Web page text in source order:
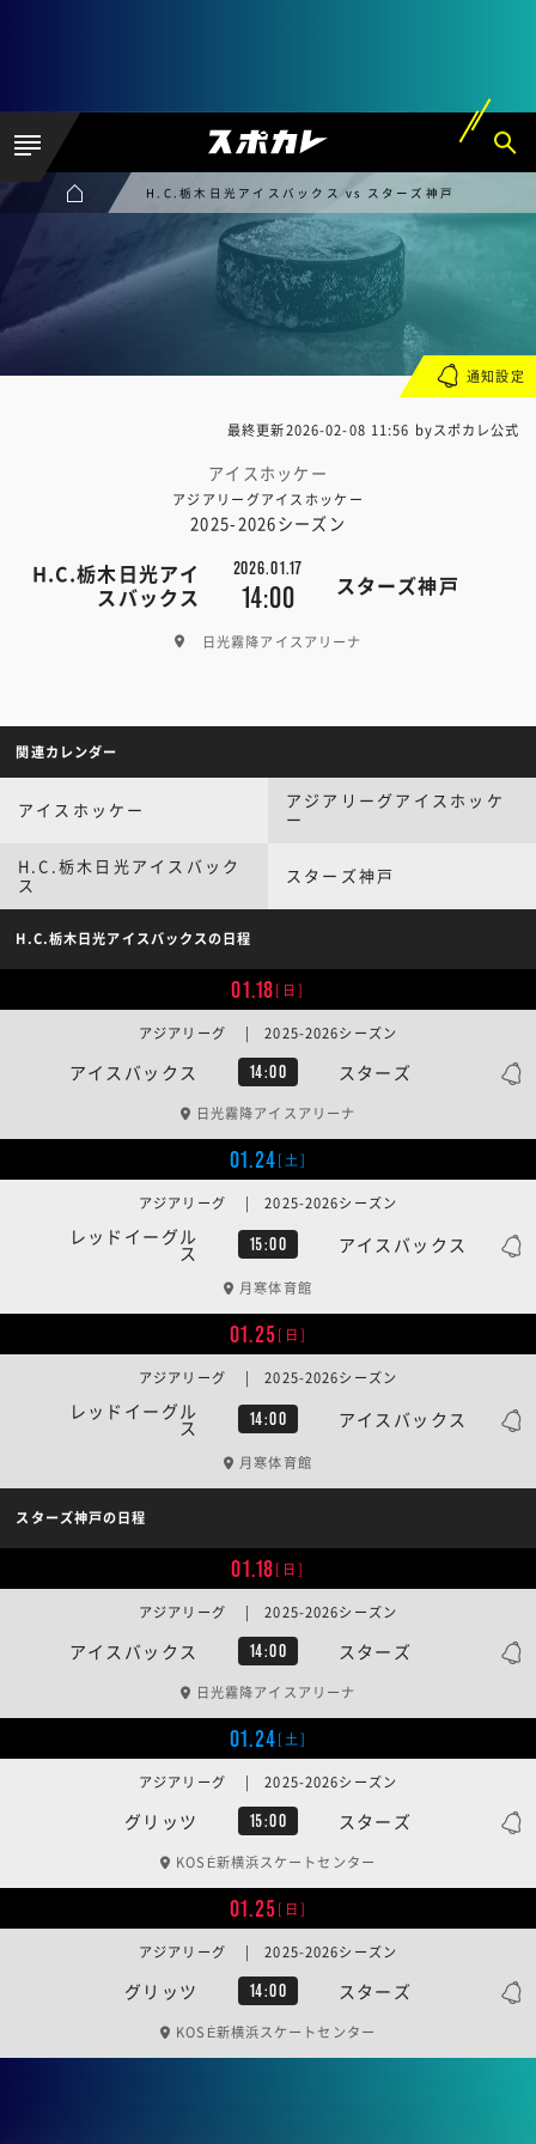
H.C.栃木日光アイスバックス vs スターズ神戸
最終更新2026-02-08 11:56 byスポカレ公式
アイスホッケー
アジアリーグアイスホッケー
2025-2026シーズン
H.C.栃木日光アイ
スバックス
2026.01.17
14:00 スターズ神戸
日光霧降アイスアリーナ
通知設定
関連カレンダー
アイスホッケー
アジアリーグアイスホッケ
ー
H.C.栃木日光アイスバック
ス
スターズ神戸
H.C.栃木日光アイスバックスの日程
01.18[日]
アイスバックス 14:00 スターズ
アジアリーグ | 2025-2026シーズン
日光霧降アイスアリーナ
01.24[土]
レッドイーグル
ス 15:00 アイスバックス
アジアリーグ | 2025-2026シーズン
月寒体育館
01.25[日]
レッドイーグル
ス 14:00 アイスバックス
アジアリーグ | 2025-2026シーズン
月寒体育館
スターズ神戸の日程
01.18[日]
アイスバックス 14:00 スターズ
アジアリーグ | 2025-2026シーズン
日光霧降アイスアリーナ
01.24[土]
グリッツ 15:00 スターズ
アジアリーグ | 2025-2026シーズン
KOSÉ新横浜スケートセンター
01.25[日]
グリッツ 14:00 スターズ
アジアリーグ | 2025-2026シーズン
KOSÉ新横浜スケートセンター